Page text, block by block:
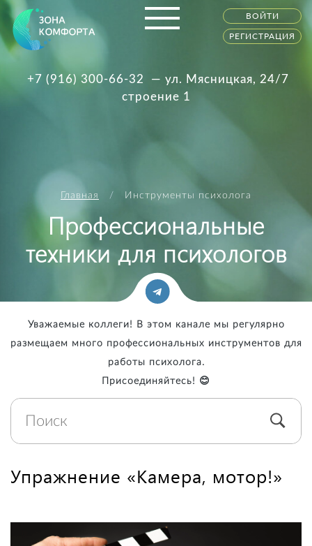
ВОЙТИ
РЕГИСТРАЦИЯ
+7 (916) 300-66-32
— ул. Мясницкая, 24/7
строение 1
Главная Инструменты психолога
Профессиональные
техники для психологов
Уважаемые коллеги! В этом канале мы регулярно
размещаем много профессиональных инструментов для
работы психолога.
Присоединяйтесь! 😊
Упражнение «Камера, мотор!»